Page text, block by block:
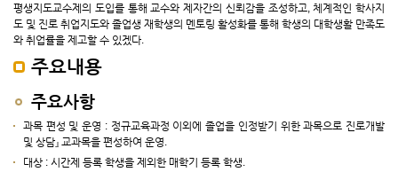
평생지도교수제의 도입를 통해 교수와 제자간의 신뢰감을 조성하고, 체계적인 학사지
도 및 진로 취업지도와 졸업생 재학생의 멘토링 활성화를 통해 학생의 대학생활 만족도
와 취업률을 제고할 수 있겠다.
주요내용
주요사항
과목 편성 및 운영 : 정규교육과정 이외에 졸업을 인정받기 위한 과목으로 진로개발
및 상담』 교과목을 편성하여 운영.
대상 : 시간제 등록 학생을 제외한 매학기 등록 학생.